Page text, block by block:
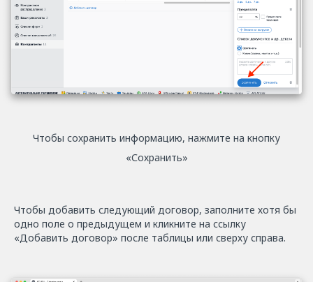
Чтобы сохранить информацию, нажмите на кнопку
«Сохранить»
Чтобы добавить следующий договор, заполните хотя бы
одно поле о предыдущем и кликните на ссылку
«Добавить договор» после таблицы или сверху справа.